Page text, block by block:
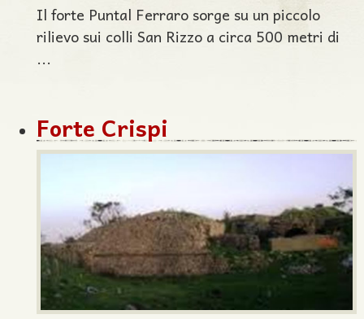
Il forte Puntal Ferraro sorge su un piccolo
rilievo sui colli San Rizzo a circa 500 metri di
...
Forte Crispi